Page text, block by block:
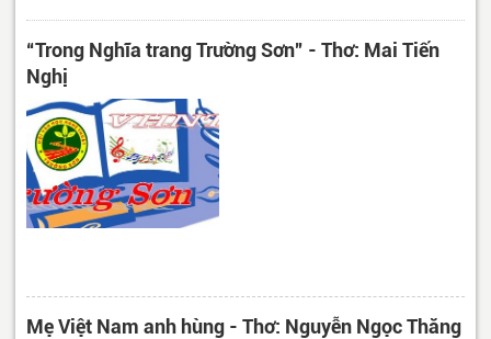
“Trong Nghĩa trang Trường Sơn” - Thơ: Mai Tiến
Nghị
Mẹ Việt Nam anh hùng - Thơ: Nguyễn Ngọc Thăng